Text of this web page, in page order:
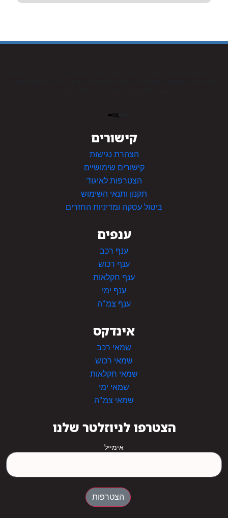
קישורים
הצהרת נגישות
קישורים שימושיים
הצטרפות לאיגוד
תקנון ותנאי השימוש
ביטול עסקה ומדיניות החזרים
ענפים
ענף רכב
ענף רכוש
ענף חקלאות
ענף ימי
ענף צמ"ה
אינדקס
שמאי רכב
שמאי רכוש
שמאי חקלאות
שמאי ימי
שמאי צמ"ה
הצטרפו לניוזלטר שלנו
אימייל
הצטרפות